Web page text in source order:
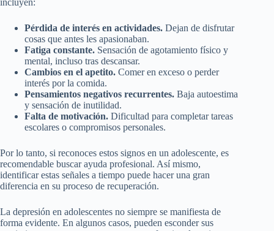
Pérdida de interés en actividades. Dejan de disfrutar
cosas que antes les apasionaban.
Fatiga constante. Sensación de agotamiento físico y
mental, incluso tras descansar.
Cambios en el apetito. Comer en exceso o perder
interés por la comida.
Pensamientos negativos recurrentes. Baja autoestima
y sensación de inutilidad.
Falta de motivación. Dificultad para completar tareas
escolares o compromisos personales.
Por lo tanto, si reconoces estos signos en un adolescente, es
recomendable buscar ayuda profesional. Así mismo,
identificar estas señales a tiempo puede hacer una gran
diferencia en su proceso de recuperación.
La depresión en adolescentes no siempre se manifiesta de
forma evidente. En algunos casos, pueden esconder sus